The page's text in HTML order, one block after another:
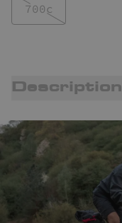
700c
Description